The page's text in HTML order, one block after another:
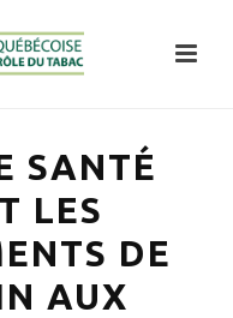
SANTÉ
LES
DE
AUX